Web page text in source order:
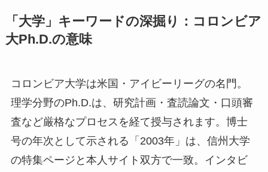
「大学」キーワードの深掘り：コロンビア
大Ph.D.の意味
コロンビア大学は米国・アイビーリーグの名門。
理学分野のPh.D.は、研究計画・査読論文・口頭審
査など厳格なプロセスを経て授与されます。博士
号の年次として示される「2003年」は、信州大学
の特集ページと本人サイト双方で一致。インタビ